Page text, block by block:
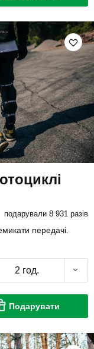
подарували 8 931 разів
передачі.
2 год.
Подарувати